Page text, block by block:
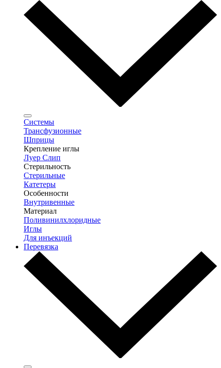
Системы
Трансфузионные
Шприцы
Крепление иглы
Луер Слип
Стерильность
Стерильные
Катетеры
Особенности
Внутривенные
Материал
Поливинилхлоридные
Иглы
Для инъекций
Перевязка